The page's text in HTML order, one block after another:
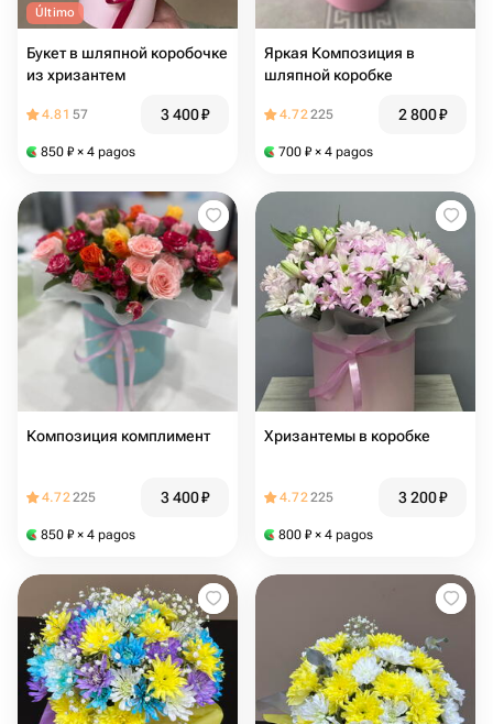
Último
Букет в шляпной коробочке
из хризантем
4.81 57 3 400₽
850 ₽ × 4 pagos
Яркая Композиция в
шляпной коробке
4.72225 2 800₽
700 ₽ × 4 pagos
Композиция комплимент
4.72225 3 400₽
850 ₽ × 4 pagos
Хризантемы в коробке
4.72225 3 200₽
800 ₽ × 4 pagos